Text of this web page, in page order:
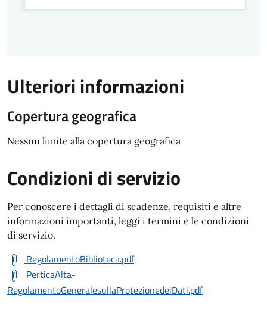
Ulteriori informazioni
Copertura geografica
Nessun limite alla copertura geografica
Condizioni di servizio
Per conoscere i dettagli di scadenze, requisiti e altre
informazioni importanti, leggi i termini e le condizioni
di servizio.
RegolamentoBiblioteca.pdf
PerticaAlta-
RegolamentoGeneralesullaProtezionedeiDati.pdf